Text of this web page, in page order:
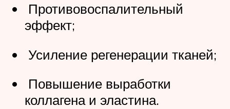
Противовоспалительный
эффект;
Усиление регенерации тканей;
Повышение выработки
коллагена и эластина.